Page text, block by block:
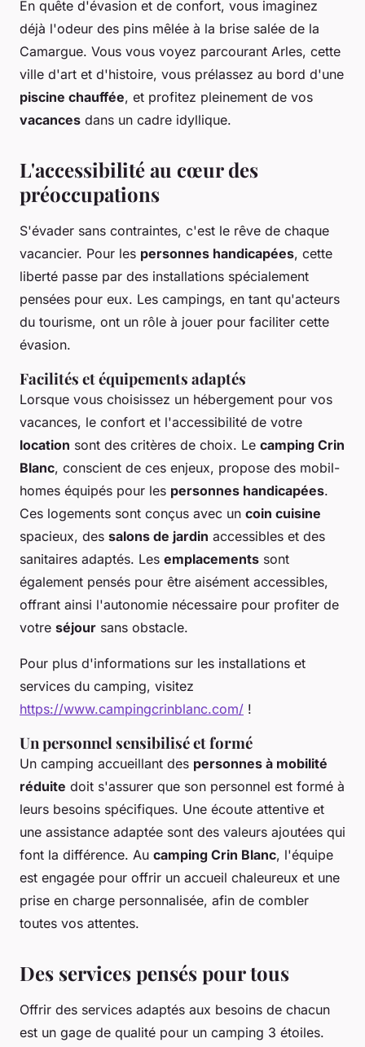
En quête d'évasion et de confort, vous imaginez
déjà l'odeur des pins mêlée à la brise salée de la
Camargue. Vous vous voyez parcourant Arles, cette
ville d'art et d'histoire, vous prélassez au bord d'une
piscine chauffée, et profitez pleinement de vos
vacances dans un cadre idyllique.
L'accessibilité au cœur des
préoccupations
S'évader sans contraintes, c'est le rêve de chaque
vacancier. Pour les personnes handicapées, cette
liberté passe par des installations spécialement
pensées pour eux. Les campings, en tant qu'acteurs
du tourisme, ont un rôle à jouer pour faciliter cette
évasion.
Facilités et équipements adaptés
Lorsque vous choisissez un hébergement pour vos
vacances, le confort et l'accessibilité de votre
location sont des critères de choix. Le camping Crin
Blanc, conscient de ces enjeux, propose des mobil-
homes équipés pour les personnes handicapées.
Ces logements sont conçus avec un coin cuisine
spacieux, des salons de jardin accessibles et des
sanitaires adaptés. Les emplacements sont
également pensés pour être aisément accessibles,
offrant ainsi l'autonomie nécessaire pour profiter de
votre séjour sans obstacle.
Pour plus d'informations sur les installations et
services du camping, visitez
https://www.campingcrinblanc.com/ !
Un personnel sensibilisé et formé
Un camping accueillant des personnes à mobilité
réduite doit s'assurer que son personnel est formé à
leurs besoins spécifiques. Une écoute attentive et
une assistance adaptée sont des valeurs ajoutées qui
font la différence. Au camping Crin Blanc, l'équipe
est engagée pour offrir un accueil chaleureux et une
prise en charge personnalisée, afin de combler
toutes vos attentes.
Des services pensés pour tous
Offrir des services adaptés aux besoins de chacun
est un gage de qualité pour un camping 3 étoiles.